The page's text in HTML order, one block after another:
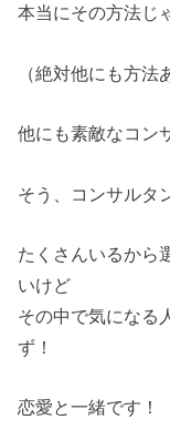
本当にその方法じ
（絶対他にも方法
他にも素敵なコン
そう、コンサルタ
たくさんいるから
いけど
その中で気になる
ず！
恋愛と一緒です！